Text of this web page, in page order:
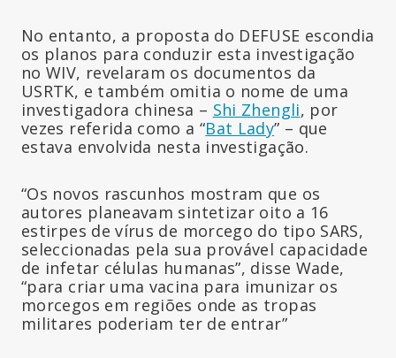
No entanto, a proposta do DEFUSE escondia
os planos para conduzir esta investigação
no WIV, revelaram os documentos da
USRTK, e também omitia o nome de uma
investigadora chinesa – Shi Zhengli, por
vezes referida como a “Bat Lady” – que
estava envolvida nesta investigação.
“Os novos rascunhos mostram que os
autores planeavam sintetizar oito a 16
estirpes de vírus de morcego do tipo SARS,
seleccionadas pela sua provável capacidade
de infetar células humanas”, disse Wade,
“para criar uma vacina para imunizar os
morcegos em regiões onde as tropas
militares poderiam ter de entrar”